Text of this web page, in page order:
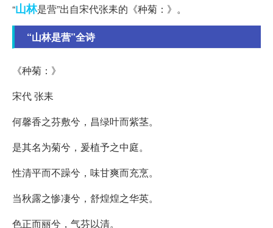
“山林是营”出自宋代张耒的《种菊：》。
“山林是营”全诗
《种菊：》
宋代 张耒
何馨香之芬敷兮，昌绿叶而紫茎。
是其名为菊兮，爰植予之中庭。
性清平而不躁兮，味甘爽而充烹。
当秋露之惨凄兮，舒煌煌之华英。
色正而丽兮，气芬以清。